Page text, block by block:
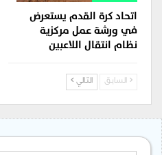
اتحاد كرة القدم يستعرض
في ورشة عمل مركزية
نظام انتقال اللاعبين
السابق التالي